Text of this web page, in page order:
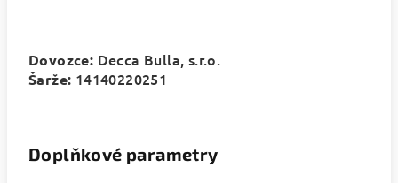
Dovozce: Decca Bulla, s.r.o.
Šarže: 14140220251
Doplňkové parametry